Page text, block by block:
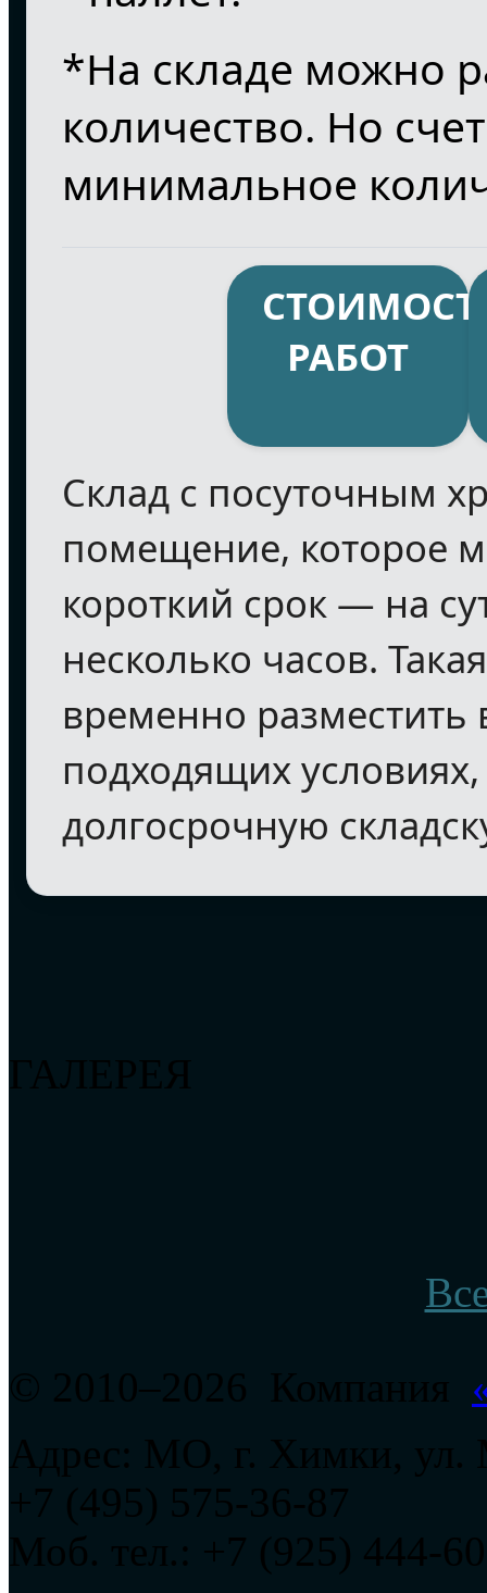
*На складе можно
количество. Но
минимальное
РАБОТ
Склад с посуточным
помещение, которое
короткий срок — на
несколько часов.
временно
подходящих
долгосрочную